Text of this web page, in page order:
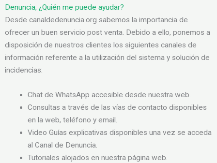
Denuncia, ¿Quién me puede ayudar?
Desde canaldedenuncia.org sabemos la importancia de
ofrecer un buen servicio post venta. Debido a ello, ponemos a
disposición de nuestros clientes los siguientes canales de
información referente a la utilización del sistema y solución de
incidencias:
Chat de WhatsApp accesible desde nuestra web.
Consultas a través de las vías de contacto disponibles
en la web, teléfono y email.
Video Guías explicativas disponibles una vez se acceda
al Canal de Denuncia.
Tutoriales alojados en nuestra página web.